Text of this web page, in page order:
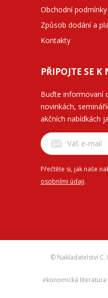
Obchodní podmínky
Způsob dodání a
Kontakty
PŘIPOJTE SE K
Buďte informovaní
novinkách,
akčních nabídkách
Přečtěte si, jak naše
osobními údaji.
© Nakladatelství C.
ekonomická literatura